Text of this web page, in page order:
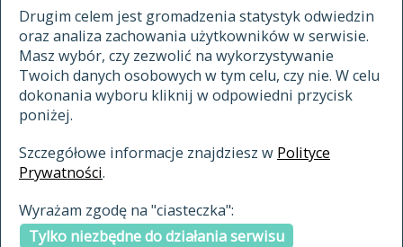
Drugim celem jest gromadzenia statystyk odwiedzin
oraz analiza zachowania użytkowników w serwisie.
Masz wybór, czy zezwolić na wykorzystywanie
Twoich danych osobowych w tym celu, czy nie. W celu
dokonania wyboru kliknij w odpowiedni przycisk
poniżej.
Szczegółowe informacje znajdziesz w Polityce
Prywatności.
Wyrażam zgodę na "ciasteczka":
Tylko niezbędne do działania serwisu
materiały archiwalne
cytowanie
kontakt
indeksie